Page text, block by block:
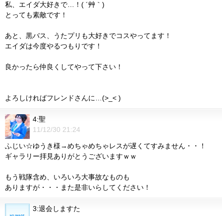
私、エイダ大好きで…！( ´艸｀)
とっても素敵です！
あと、黒バス、うたプリも大好きでコスやってます！
エイダは今度やるつもりです！
良かったら仲良くしてやって下さい！
よろしければフレンドさんに…(>_< )
4:聖
11/12/30 21:24
ふじい☆ゆうき様→めちゃめちゃレスが遅くてすみません・・！
ギャラリー拝見ありがとうございますｗｗ
もう戦隊含め、いろいろ大事故なものも
ありますが・・・また是非いらしてください！
3:退会しますた